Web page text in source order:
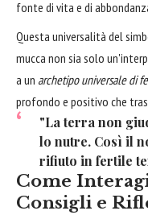
fonte di vita e di
Questa universalità del
mucca non sia solo
a un archetipo universale di
profondo e positivo che
"La terra non
lo nutre. Così il
rifiuto in fertile
Come
Consigli e